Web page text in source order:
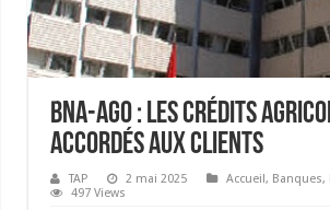
BNA-AGO : Les crédits
accordés aux clients
TAP 2 mai 2025 Accueil , Banques,
497 Views